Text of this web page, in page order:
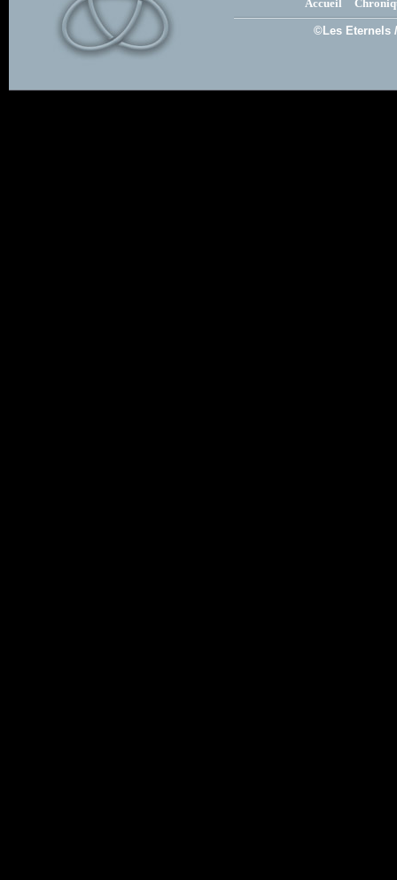
Accueil
©Les Eternels